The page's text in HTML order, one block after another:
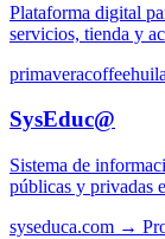
Plataforma digital
servicios, tienda y
SysEduc@
Sistema de
públicas y privadas
syseduca.com →